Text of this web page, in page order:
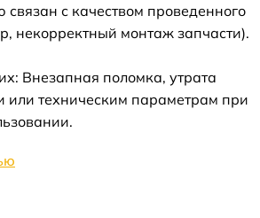
с качеством проведенного
некорректный монтаж запчасти).
Внезапная поломка, утрата
или техническим параметрам при